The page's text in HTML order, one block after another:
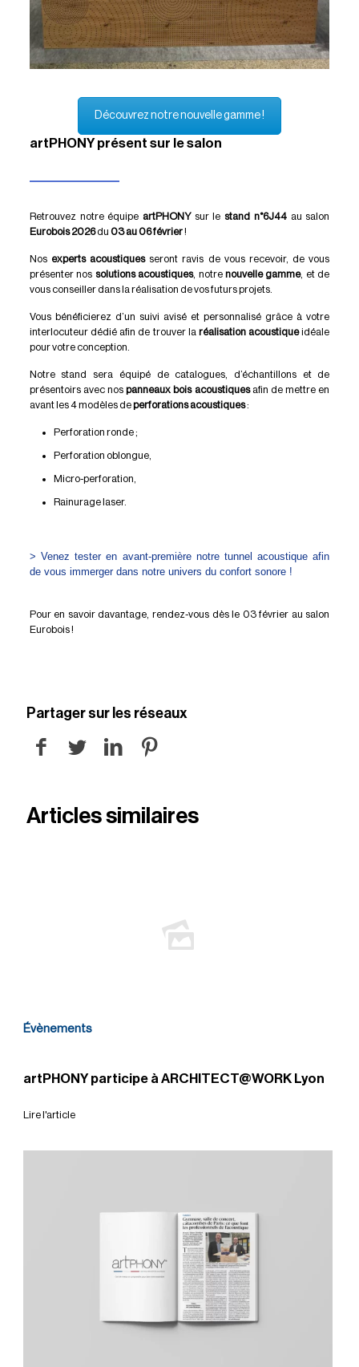
Découvrez notre nouvelle gamme !
artPHONY présent sur le salon
Retrouvez notre équipe artPHONY sur le stand n°6J44au salon
Eurobois 2026du 03 au 06 février!
Nos experts acoustiquesseront ravis de vous recevoir, de vous
présenter nos solutions acoustiques, notre nouvelle gamme, et de
vous conseiller dans la réalisation de vos futurs projets.
Vous bénéficierez d’un suivi avisé et personnalisé grâce à votre
interlocuteur dédié afin de trouver la réalisation acoustiqueidéale
pour votre conception.
Notre stand sera équipé de catalogues, d’échantillons et de
présentoirs avec nospanneaux bois acoustiquesafin de mettre en
avant les 4 modèles deperforations acoustiques:
Perforation ronde ;
Perforation oblongue,
Micro-perforation,
Rainurage laser.
> Venez tester en avant-première notre tunnel acoustique afin
de vous immerger dans notre univers du confort sonore !
Pour en savoir davantage, rendez-vous dès le 03 février au salon
Eurobois !
Partager sur les réseaux
Articles similaires
Évènements
artPHONY participe à ARCHITECT@WORK Lyon
Lire l'article